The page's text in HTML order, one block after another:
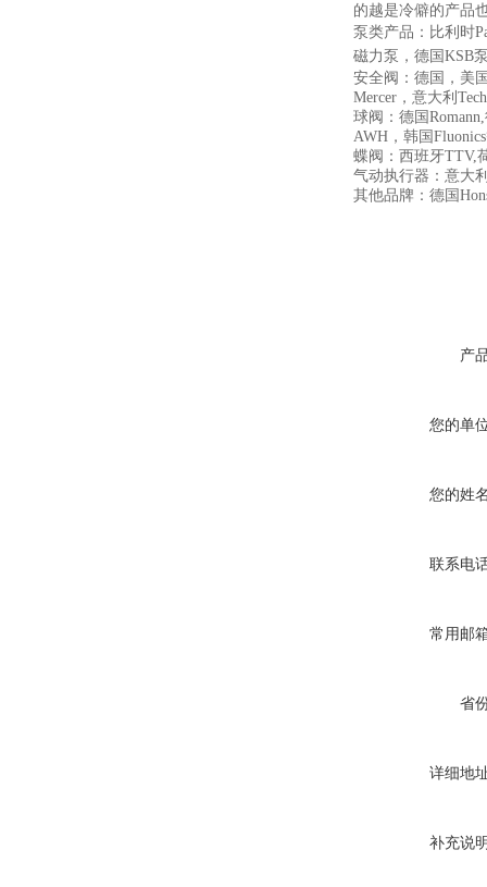
的越是冷僻的产品
泵类产品：比利时
磁力泵，德国KSB
安全阀：德国，美
Mercer，意大利
球阀：德国
AWH，韩国
蝶阀：西班牙TTV,
气动执行器：意大
其他品牌：德国
产
您的单
您的姓
联系电
常用邮
省
详细地
补充说